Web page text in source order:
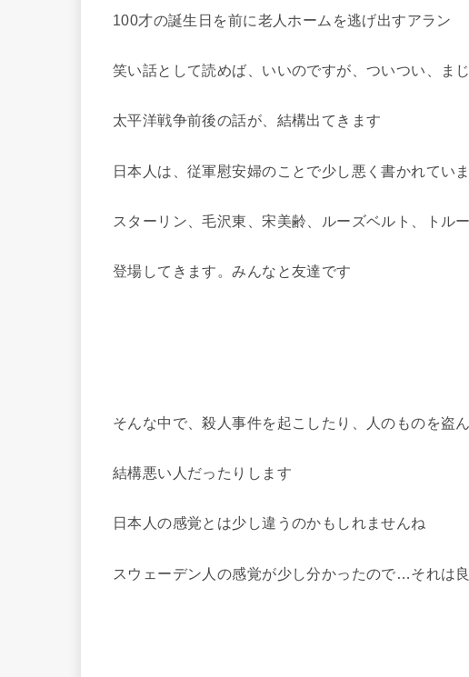
100才の誕生日を前に老人ホームを逃げ出すアラン
笑い話として読めば、いいのですが、ついつい、ま
太平洋戦争前後の話が、結構出てきます
日本人は、従軍慰安婦のことで少し悪く書かれていま
スターリン、毛沢東、宋美齢、ルーズベルト、トル
登場してきます。みんなと友達です
そんな中で、殺人事件を起こしたり、人のものを盗
結構悪い人だったりします
日本人の感覚とは少し違うのかもしれませんね
スウェーデン人の感覚が少し分かったので…それは